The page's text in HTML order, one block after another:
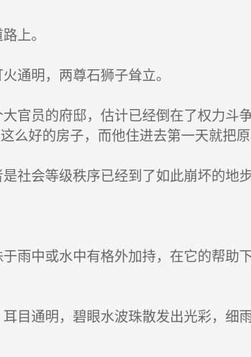
上。
通明，两尊石狮子耸立。
官员的府邸，估计已经倒在了权力斗
么好的房子，而他住进去第一天就把
会等级秩序已经到了如此崩坏的地步
雨中或水中有格外加持，在它的帮助
目通明，碧眼水波珠散发出光彩，细